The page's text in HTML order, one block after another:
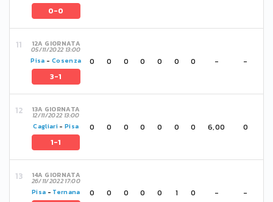
0-0
12A GIORNATA
05/11/2022 13:00
Pisa - Cosenza
3-1
0 0 0 0 0 0 0 - -
13A GIORNATA
12/11/2022 13:00
Cagliari -Pisa
1-1
0 0 0 0 0 0 0 6,00 0
14A GIORNATA
26/11/2022 17:00
Pisa - Ternana 0 0 0 0 0 1 0 - -